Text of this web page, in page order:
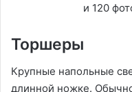
Торшеры
Крупные напольные
длинной ножке.